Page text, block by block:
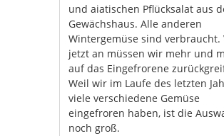
und aiatischen Pflücksalat aus
Gewächshaus. Alle anderen
Wintergemüse sind verbraucht.
jetzt an müssen wir mehr und
auf das Eingefrorene
Weil wir im Laufe des letzten
viele verschiedene Gemüse
eingefroren haben, ist die
noch groß.